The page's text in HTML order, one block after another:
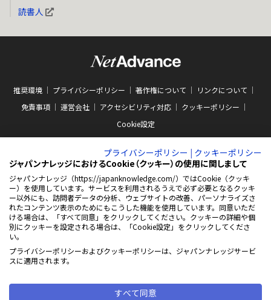
読書人
推奨環境 プライバシーポリシー 著作権について
リンクについて
免責事項
運営会社 アクセシビリティ対応
クッキーポリシー
Cookie設定
ABJマークは、この電子書店・電子書籍配信サービスが、著作権者からコンテン
ツ使用許諾を得た正規版配信サービスであることを示す商標（登録番号 第
10981000号）です。ABJマークの詳細、ABJマークを掲示しているサービスの一
覧はこちらをご覧ください。
AEBS 電子出版制作・流通協議会
https://aebs.or.jp/
新
い
ウ
© 2001-2026 NetAdvance Inc. All rights reserved.
プライバシーポリシー | クッキーポリシー
ジャパンナレッジにおけるCookie（クッキー）の使用に関しまして
ジャパンナレッジ（https://japanknowledge.com/）ではCookie（クッキ
ー）を使用しています。サービスを利用されるうえで必ず必要となるクッキ
ー以外にも、訪問者データの分析、ウェブサイトの改善、パーソナライズさ
れたコンテンツ表示のためにもこうした機能を使用しています。同意いただ
ける場合は、「すべて同意」をクリックしてください。クッキーの詳細や個
別にクッキーを設定される場合は、「Cookie設定」をクリックしてくださ
い。
プライバシーポリシーおよびクッキーポリシーは、ジャパンナレッジサービ
スに適用されます。
すべて同意